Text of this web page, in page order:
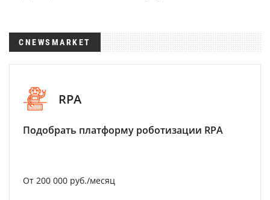
CNEWSMARKET
RPA
Подобрать платформу роботизации RPA
От 200 000 руб./месяц